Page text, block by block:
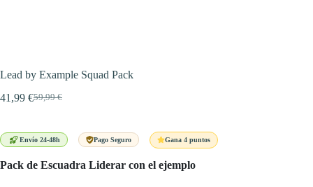
Lead by Example Squad Pack
59,99€
El
era:
41,99 €El
es:
Envío 24-48h Pago Seguro Gana 4 puntos
Pack de Escuadra Liderar con el ejemplo